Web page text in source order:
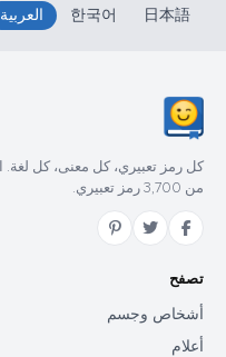
日本語
한국어 العربية
من 3,700 رمز تعبيري.
تصفح
أشخاص وجسم
أعلام